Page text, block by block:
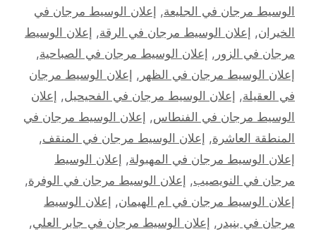
الوسيط مرجان في الجليعة, إعلان الوسيط مرجان في
الخيران, إعلان الوسيط مرجان في الرقة, إعلان الوسيط
مرجان في الزور , إعلان الوسيط مرجان في الصباحية,
إعلان الوسيط مرجان في الظهر , إعلان الوسيط مرجان
في العقيلة, إعلان الوسيط مرجان في الفحيحيل, إعلان
الوسيط مرجان في الفنطاس, إعلان الوسيط مرجان في
المنطقة العاشرة, إعلان الوسيط مرجان في المنقف,
إعلان الوسيط مرجان في المهبولة, إعلان الوسيط
مرجان في النويصيب, إعلان الوسيط مرجان في الوفرة,
إعلان الوسيط مرجان في ام الهيمان, إعلان الوسيط
مرجان في بنيدر , إعلان الوسيط مرجان في جابر العلي,